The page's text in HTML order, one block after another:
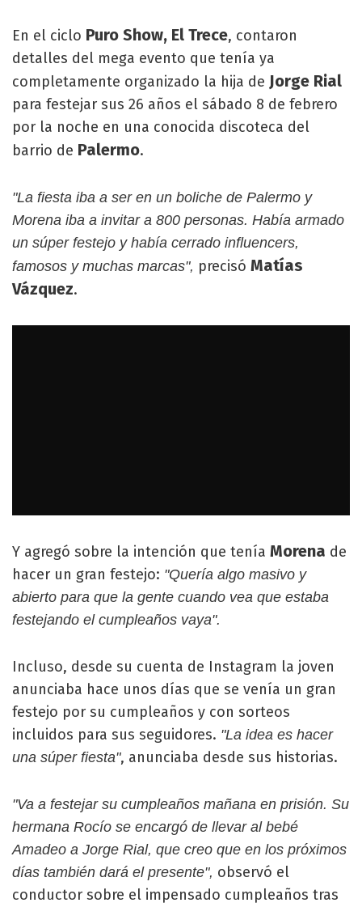
En el ciclo Puro Show, El Trece, contaron
detalles del mega evento que tenía ya
completamente organizado la hija de Jorge Rial
para festejar sus 26 años el sábado 8 de febrero
por la noche en una conocida discoteca del
barrio de Palermo.
"La fiesta iba a ser en un boliche de Palermo y
Morena iba a invitar a 800 personas. Había armado
un súper festejo y había cerrado influencers,
famosos y muchas marcas", precisó Matías
Vázquez.
Y agregó sobre la intención que tenía Morena de
hacer un gran festejo: "Quería algo masivo y
abierto para que la gente cuando vea que estaba
festejando el cumpleaños vaya".
Incluso, desde su cuenta de Instagram la joven
anunciaba hace unos días que se venía un gran
festejo por su cumpleaños y con sorteos
incluidos para sus seguidores. "La idea es hacer
una súper fiesta", anunciaba desde sus historias.
"Va a festejar su cumpleaños mañana en prisión. Su
hermana Rocío se encargó de llevar al bebé
Amadeo a Jorge Rial, que creo que en los próximos
días también dará el presente", observó el
conductor sobre el impensado cumpleaños tras